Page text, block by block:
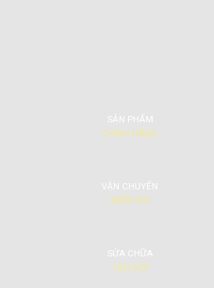
SẢN PHẨM
CHÍNH HÃNG
VẬN CHUYỂN
MIỄN PHÍ
SỬA CHỮA
TẬN NƠI